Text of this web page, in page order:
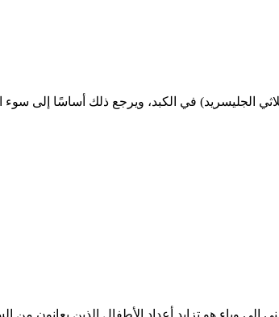
الجليسريد) في الكبد، ويرجع ذلك أساسًا إلى